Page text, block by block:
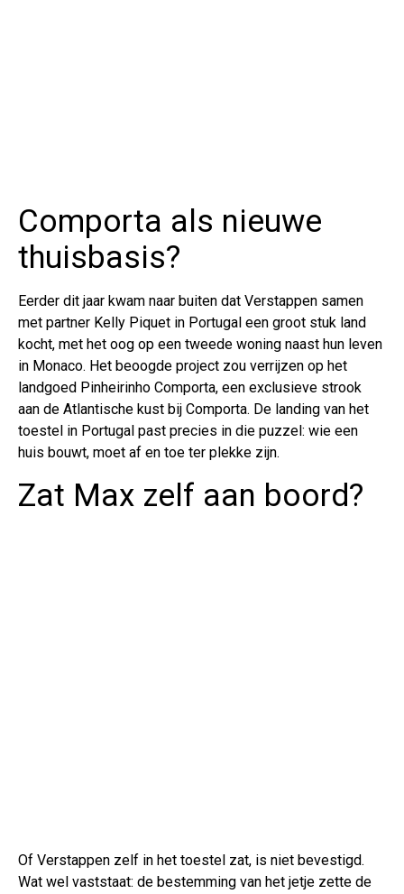
Comporta als nieuwe
thuisbasis?
Eerder dit jaar kwam naar buiten dat Verstappen samen
met partner Kelly Piquet in Portugal een groot stuk land
kocht, met het oog op een tweede woning naast hun leven
in Monaco. Het beoogde project zou verrijzen op het
landgoed Pinheirinho Comporta, een exclusieve strook
aan de Atlantische kust bij Comporta. De landing van het
toestel in Portugal past precies in die puzzel: wie een
huis bouwt, moet af en toe ter plekke zijn.
Zat Max zelf aan boord?
Of Verstappen zelf in het toestel zat, is niet bevestigd.
Wat wel vaststaat: de bestemming van het jetje zette de